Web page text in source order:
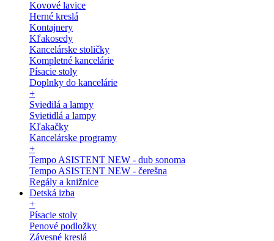
Kovové lavice
Herné kreslá
Kontajnery
Kľakosedy
Kancelárske stoličky
Kompletné kancelárie
Písacie stoly
Doplnky do kancelárie
+
Sviedilá a lampy
Svietidlá a lampy
Kľakačky
Kancelárske programy
+
Tempo ASISTENT NEW - dub sonoma
Tempo ASISTENT NEW - čerešna
Regály a knižnice
Detská izba
+
Písacie stoly
Penové podložky
Závesné kreslá